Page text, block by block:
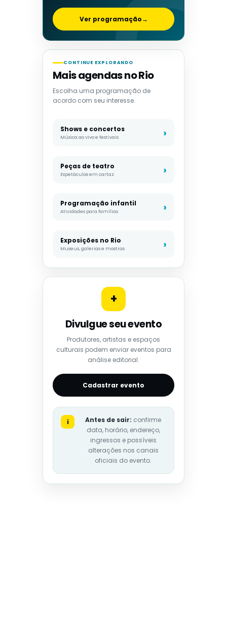
Ver programação→
CONTINUE EXPLORANDO
Mais agendas no Rio
Escolha uma programação de
acordo com seu interesse.
Shows e concertos
Música ao vivo e festivais
Peças de teatro
Espetáculos em cartaz
Programação infantil
Atividades para famílias
Exposições no Rio
Museus, galerias e mostras
+
Divulgue seu evento
Produtores, artistas e espaços
culturais podem enviar eventos para
análise editorial.
Cadastrar evento
i Antes de sair: confirme
data, horário, endereço,
ingressos e possíveis
alterações nos canais
oficiais do evento.